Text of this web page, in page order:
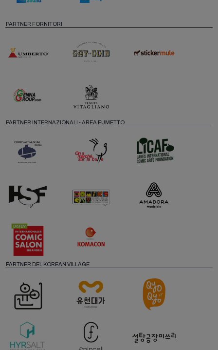
PARTNER FORNITORI
PARTNER INTERNAZIONALI - AREA FUMETTO
PARTNER DEL KOREAN VILLAGE